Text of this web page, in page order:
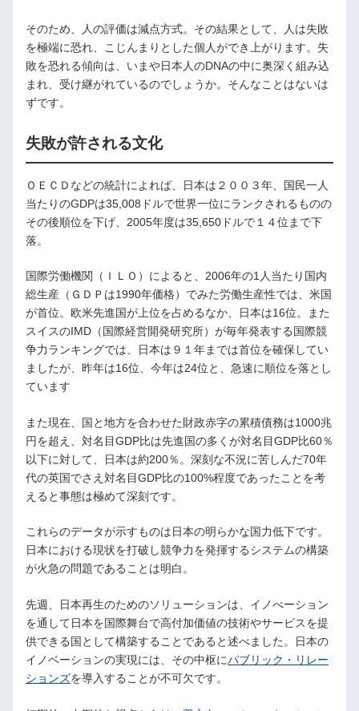
そのため、人の評価は減点方式。その結果として、人は失敗
を極端に恐れ、こじんまりとした個人ができ上がります。失
敗を恐れる傾向は、いまや日本人のDNAの中に奥深く組み込
まれ、受け継がれているのでしょうか。そんなことはないは
ずです。
失敗が許される文化
ＯＥＣＤなどの統計によれば、日本は２００３年、国民一人
当たりのGDPは35,008ドルで世界一位にランクされるものの
その後順位を下げ、2005年度は35,650ドルで１４位まで下
落。
国際労働機関（ＩＬＯ）によると、2006年の1人当たり国内
総生産（ＧＤＰは1990年価格）でみた労働生産性では、米国
が首位。欧米先進国が上位を占めるなか、日本は16位。また
スイスのIMD（国際経営開発研究所）が毎年発表する国際競
争力ランキングでは、日本は９１年までは首位を確保してい
ましたが、昨年は16位、今年は24位と、急速に順位を落とし
ています
また現在、国と地方を合わせた財政赤字の累積債務は1000兆
円を超え、対名目GDP比は先進国の多くが対名目GDP比60％
以下に対して、日本は約200％。深刻な不況に苦しんだ70年
代の英国でさえ対名目GDP比の100%程度であったことを考
えると事態は極めて深刻です。
これらのデータが示すものは日本の明らかな国力低下です。
日本における現状を打破し競争力を発揮するシステムの構築
が火急の問題であることは明白。
先週、日本再生のためのソリューションは、イノべーション
を通して日本を国際舞台で高付加価値の技術やサービスを提
供できる国として構築することであると述べました。日本の
イノベーションの実現には、その中枢にパブリック・リレー
ションズを導入することが不可欠です。